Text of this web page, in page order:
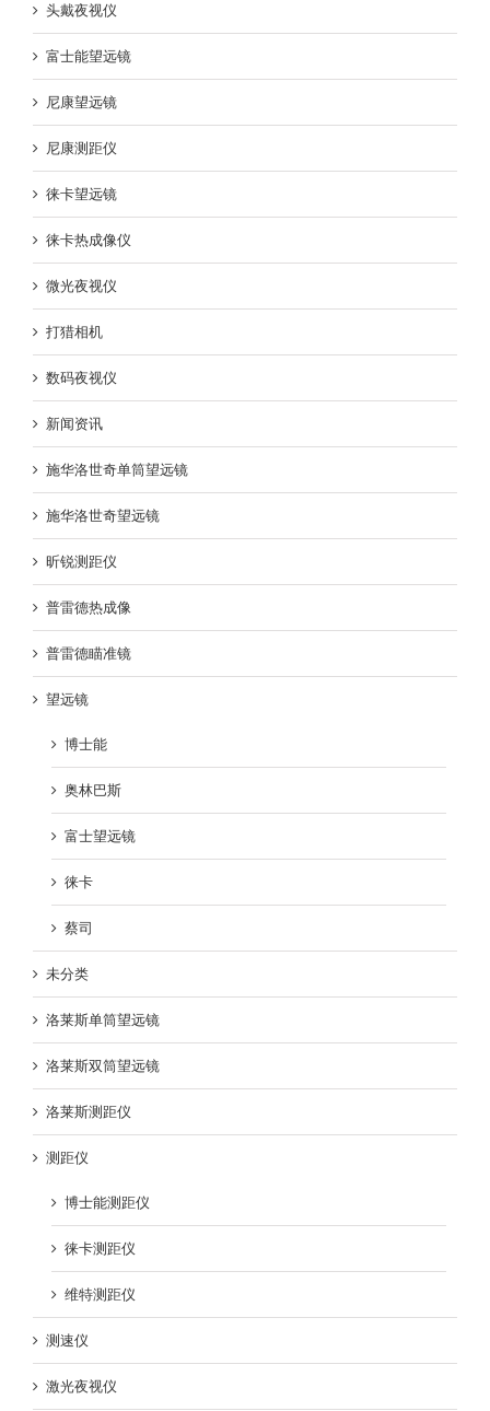
头戴夜视仪
富士能望远镜
尼康望远镜
尼康测距仪
徕卡望远镜
徕卡热成像仪
微光夜视仪
打猎相机
数码夜视仪
新闻资讯
施华洛世奇单筒望远镜
施华洛世奇望远镜
昕锐测距仪
普雷德热成像
普雷德瞄准镜
望远镜
博士能
奥林巴斯
富士望远镜
徕卡
蔡司
未分类
洛莱斯单筒望远镜
洛莱斯双筒望远镜
洛莱斯测距仪
测距仪
博士能测距仪
徕卡测距仪
维特测距仪
测速仪
激光夜视仪